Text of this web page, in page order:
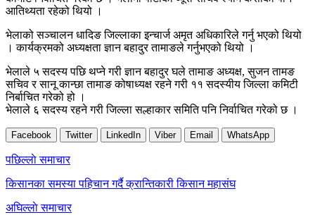
आतिथ्यता रहेको थियो ।
भेलाको सञ्चालन धादिङ जिल्लाका इन्चार्ज अमृत अधिकारिले गर्नु भएको थियो
। कार्यक्रमको अध्यक्षता ज्ञान बहादुर तामाङले गर्नुभएको थियो ।
भेलाले ५ सदस्य पछि थप्ने गरी ज्ञान बहादुर घले तामाङ अध्यक्ष, सुजन तामङ
सचिव र सानू कान्छा तामाङ कोषाध्यक्ष रहने गरी ११ सदस्यीय जिल्ला कमिटी
निर्बाचित गरेको हो ।
भेलाले ६ सदस्य रहने गरी जिल्ला सल्हाकार समिति पनि निर्वाचित गरेको छ ।
Facebook Twitter LinkedIn Viber Email WhatsApp
Post
navigation
पछिल्लाे समाचार
किसानका समस्या पहिचान गर्दै क्रान्तिकारी किसान महासंघ
अघिल्लाे समाचार